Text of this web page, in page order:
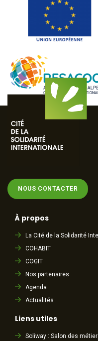
NOUS CONTACTER
À propos
La Cité de la Solidarité
COHABIT
COGIT
Nos partenaires
Agenda
Actualités
Liens utiles
Soliway : Salon des